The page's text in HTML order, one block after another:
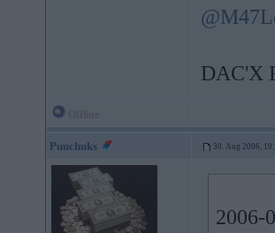
DAC'X
Puuchuks 30. Aug 2006,
2006-